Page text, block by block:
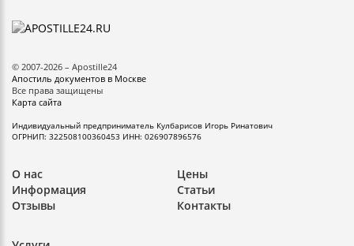
© 2007-2026 – Apostille24
Апостиль документов в Москве
Все права защищены
Карта сайта
Индивидуальный предприниматель Кулбарисов Игорь Ринатович
ОГРНИП: 322508100360453 ИНН: 026907896576
О нас
Цены
Информация
Статьи
Отзывы
Контакты